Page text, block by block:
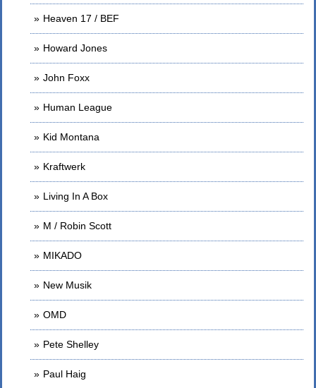
Heaven 17 / BEF
Howard Jones
John Foxx
Human League
Kid Montana
Kraftwerk
Living In A Box
M / Robin Scott
MIKADO
New Musik
OMD
Pete Shelley
Paul Haig